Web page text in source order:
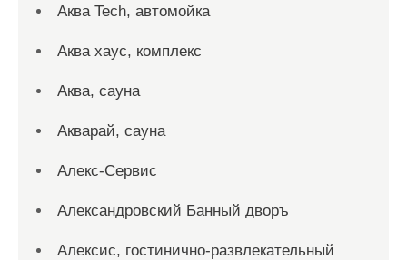
Аква Tech, автомойка
Аква хаус, комплекс
Аква, сауна
Акварай, сауна
Алекс-Сервис
Александровский Банный дворъ
Алексис, гостинично-развлекательный